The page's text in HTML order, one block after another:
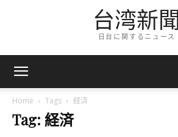
台湾新聞
日台に関するニュース
Home Tags 経済
Tag: 経済